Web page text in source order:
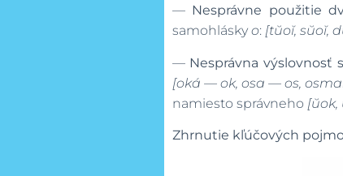
—Nesprávne použitie
samohlásky o: [tŭoĭ, sŭoĭ,
—Nesprávna výslovnosť
[oká — ok, osa — os,
namiesto správneho [ŭok,
Zhrnutie kľúčových